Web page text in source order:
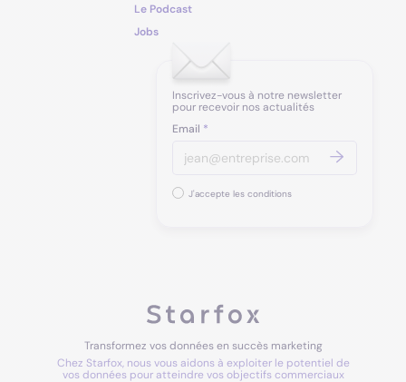
Transformez vos données en succès marketing
Chez Starfox, nous vous aidons à exploiter le potentiel de
vos données pour atteindre vos objectifs commerciaux
Le Podcast
Jobs
Inscrivez-vous à notre newsletter
pour recevoir nos actualités
Email *
J'accepte les conditions